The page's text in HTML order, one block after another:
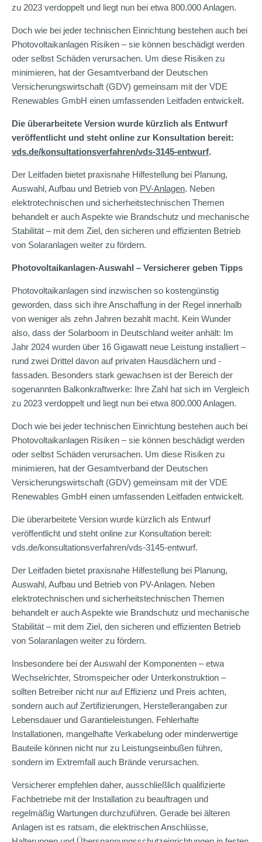
zu 2023 verdoppelt und liegt nun bei etwa 800.000 Anlagen.
Doch wie bei jeder technischen Einrichtung bestehen auch bei
Photovoltaikanlagen Risiken – sie können beschädigt werden
oder selbst Schäden verursachen. Um diese Risiken zu
minimieren, hat der Gesamtverband der Deutschen
Versicherungswirtschaft (GDV) gemeinsam mit der VDE
Renewables GmbH einen umfassenden Leitfaden entwickelt.
Die überarbeitete Version wurde kürzlich als Entwurf
veröffentlicht und steht online zur Konsultation bereit:
vds.de/konsultationsverfahren/vds-3145-entwurf.
Der Leitfaden bietet praxisnahe Hilfestellung bei Planung,
Auswahl, Aufbau und Betrieb von PV-Anlagen. Neben
elektrotechnischen und sicherheitstechnischen Themen
behandelt er auch Aspekte wie Brandschutz und mechanische
Stabilität – mit dem Ziel, den sicheren und effizienten Betrieb
von Solaranlagen weiter zu fördern.
Photovoltaikanlagen-Auswahl – Versicherer geben Tipps
Photovoltaikanlagen sind inzwischen so kostengünstig
geworden, dass sich ihre Anschaffung in der Regel innerhalb
von weniger als zehn Jahren bezahlt macht. Kein Wunder
also, dass der Solarboom in Deutschland weiter anhält: Im
Jahr 2024 wurden über 16 Gigawatt neue Leistung installiert –
rund zwei Drittel davon auf privaten Hausdächern und -
fassaden. Besonders stark gewachsen ist der Bereich der
sogenannten Balkonkraftwerke: Ihre Zahl hat sich im Vergleich
zu 2023 verdoppelt und liegt nun bei etwa 800.000 Anlagen.
Doch wie bei jeder technischen Einrichtung bestehen auch bei
Photovoltaikanlagen Risiken – sie können beschädigt werden
oder selbst Schäden verursachen. Um diese Risiken zu
minimieren, hat der Gesamtverband der Deutschen
Versicherungswirtschaft (GDV) gemeinsam mit der VDE
Renewables GmbH einen umfassenden Leitfaden entwickelt.
Die überarbeitete Version wurde kürzlich als Entwurf
veröffentlicht und steht online zur Konsultation bereit:
vds.de/konsultationsverfahren/vds-3145-entwurf.
Der Leitfaden bietet praxisnahe Hilfestellung bei Planung,
Auswahl, Aufbau und Betrieb von PV-Anlagen. Neben
elektrotechnischen und sicherheitstechnischen Themen
behandelt er auch Aspekte wie Brandschutz und mechanische
Stabilität – mit dem Ziel, den sicheren und effizienten Betrieb
von Solaranlagen weiter zu fördern.
Insbesondere bei der Auswahl der Komponenten – etwa
Wechselrichter, Stromspeicher oder Unterkonstruktion –
sollten Betreiber nicht nur auf Effizienz und Preis achten,
sondern auch auf Zertifizierungen, Herstellerangaben zur
Lebensdauer und Garantieleistungen. Fehlerhafte
Installationen, mangelhafte Verkabelung oder minderwertige
Bauteile können nicht nur zu Leistungseinbußen führen,
sondern im Extremfall auch Brände verursachen.
Versicherer empfehlen daher, ausschließlich qualifizierte
Fachbetriebe mit der Installation zu beauftragen und
regelmäßig Wartungen durchzuführen. Gerade bei älteren
Anlagen ist es ratsam, die elektrischen Anschlüsse,